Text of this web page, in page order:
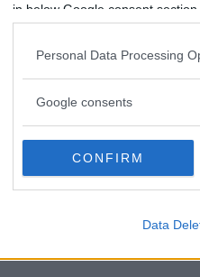
in below Google consent section.
Personal Data Processing
Google consents
CONFIRM
Data